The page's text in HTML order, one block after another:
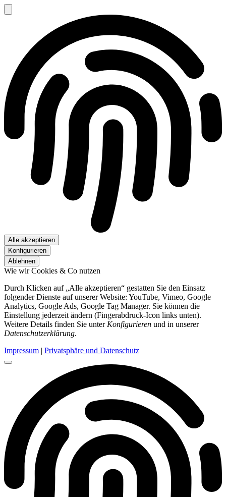
Alle akzeptieren
Konfigurieren
Ablehnen
Wie wir Cookies & Co nutzen
Durch Klicken auf „Alle akzeptieren“ gestatten Sie den Einsatz
folgender Dienste auf unserer Website: YouTube, Vimeo, Google
Analytics, Google Ads, Google Tag Manager. Sie können die
Einstellung jederzeit ändern (Fingerabdruck-Icon links unten).
Weitere Details finden Sie unter Konfigurieren und in unserer
Datenschutzerklärung.
Impressum | Privatsphäre und Datenschutz